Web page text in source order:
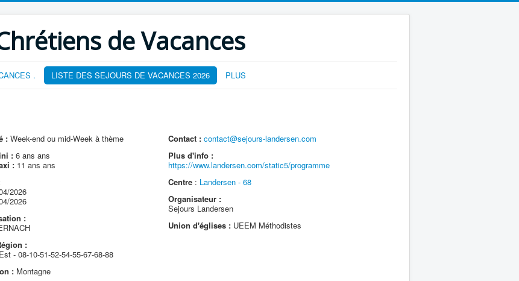
de Vacances
. LISTE DES SEJOURS DE VACANCES 2026 PLUS
: Week-end ou mid-Week à thème
: 6 ans ans
: 11 ans ans
2026
2026
:
:
- 08-10-51-52-54-55-67-68-88
: Montagne
Contact : contact@sejours-landersen.com
Plus d'info :
https://www.landersen.com/static5/programme
Centre : Landersen - 68
Organisateur :
Sejours Landersen
Union d'églises : UEEM Méthodistes